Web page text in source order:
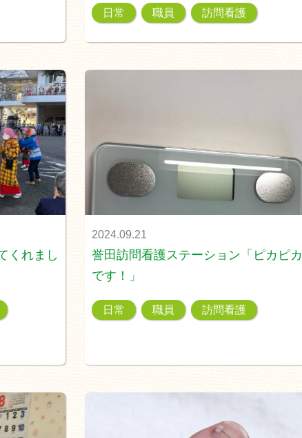
日常 職員 訪問看護
くれまし
2024.09.21
誉田訪問看護ステーション「ピカピカ
です！」
日常 職員 訪問看護